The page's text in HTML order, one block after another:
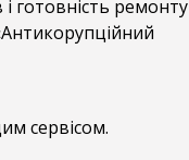
готовність ремонту
сервісом.